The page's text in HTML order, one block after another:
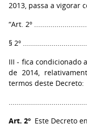
2013, passa a vigorar
“Art. 2º
§ 2º
III - fica condicionado
de 2014,
termos deste Decreto:
Art. 2º Este Decreto